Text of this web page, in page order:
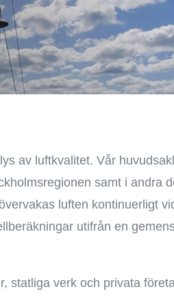
av luftkvalitet. Vår
samt i andra
luften kontinuerligt
utifrån en
statliga verk och privata